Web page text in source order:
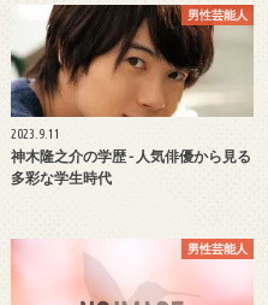
男性芸能人
2023.9.11
神木隆之介の学歴 - 人気俳優から見る
多彩な学生時代
男性芸能人